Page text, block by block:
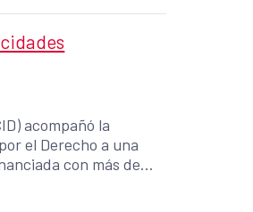
acompañó la
el Derecho a una
con más de